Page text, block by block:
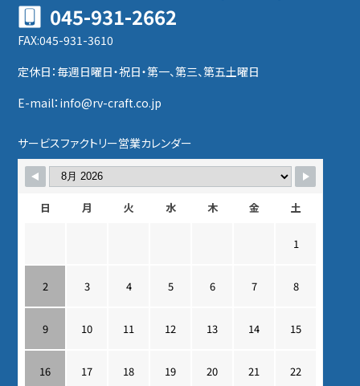
045-931-2662
FAX:045-931-3610
定休日：毎週日曜日・祝日・第一、第三、第五土曜日
E-mail：info@rv-craft.co.jp
サービスファクトリー営業カレンダー
日 月 火 水 木 金 土
1
2 3 4 5 6 7 8
9 10 11 12 13 14 15
16 17 18 19 20 21 22